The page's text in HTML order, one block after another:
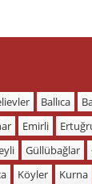
Ballıca
Emirli
Güllübağlar
Köyler Kurna